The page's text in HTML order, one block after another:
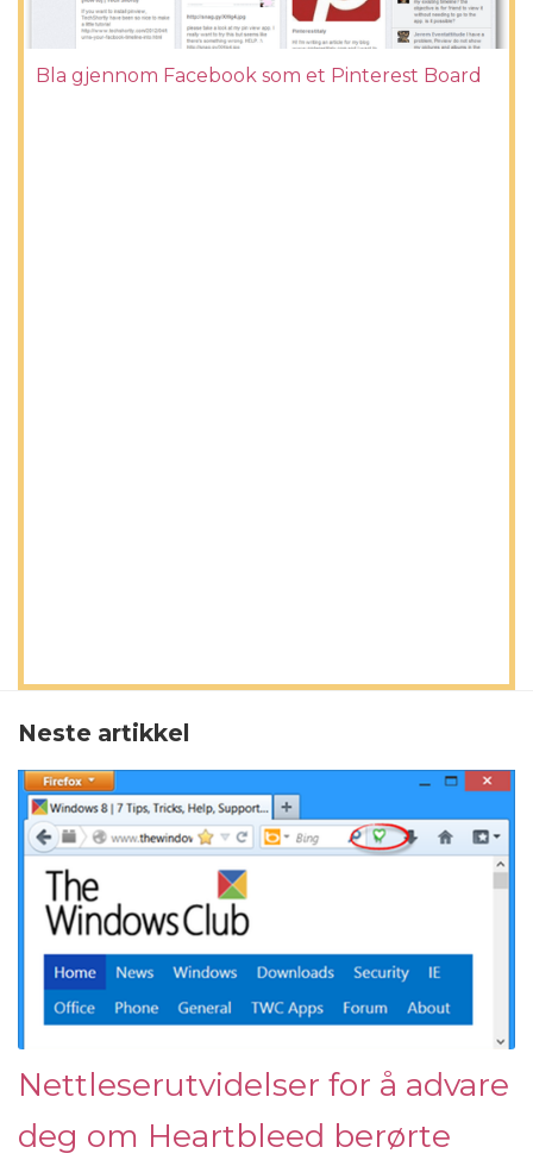
Bla gjennom Facebook som et Pinterest Board
Neste artikkel
Nettleserutvidelser for å advare
deg om Heartbleed berørte